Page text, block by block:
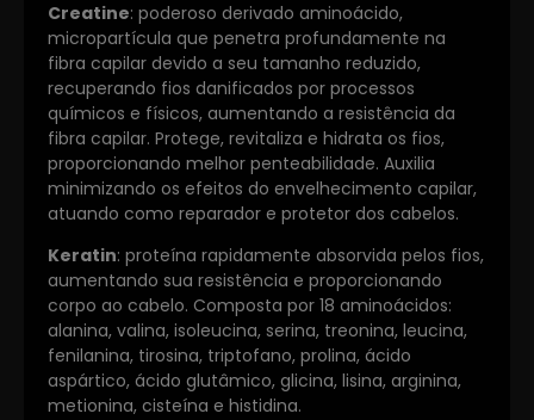
Creatine: poderoso derivado aminoácido,
micropartícula que penetra profundamente na
fibra capilar devido a seu tamanho reduzido,
recuperando fios danificados por processos
químicos e físicos, aumentando a resistência da
fibra capilar. Protege, revitaliza e hidrata os fios,
proporcionando melhor penteabilidade. Auxilia
minimizando os efeitos do envelhecimento capilar,
atuando como reparador e protetor dos cabelos.
Keratin: proteína rapidamente absorvida pelos fios,
aumentando sua resistência e proporcionando
corpo ao cabelo. Composta por 18 aminoácidos:
alanina, valina, isoleucina, serina, treonina, leucina,
fenilanina, tirosina, triptofano, prolina, ácido
aspártico, ácido glutâmico, glicina, lisina, arginina,
metionina, cisteína e histidina.